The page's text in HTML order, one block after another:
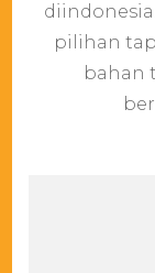
pilihan
bahan